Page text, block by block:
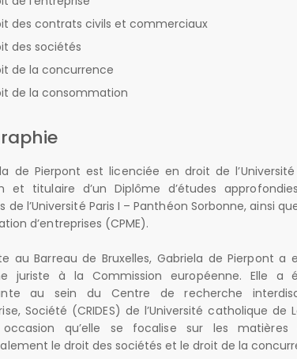
des contrats civils et commerciaux
des sociétés
de la concurrence
de la consommation
de Pierpont est licenciée en droit de
et titulaire d’un Diplôme d’études
de l’Université Paris I – Panthéon Sorbonne, ainsi
d’entreprises (CPME).
au Barreau de Bruxelles, Gabriela de Pierpont a
juriste à la Commission européenne. Elle a
au sein du Centre de recherche
Société (CRIDES) de l’Université catholique de
qu’elle se focalise sur les matières
le droit des sociétés et le droit de la